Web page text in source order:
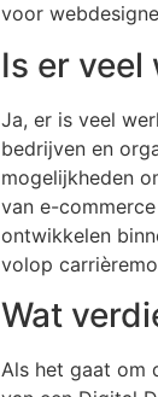
voor
Is er
Ja, er is veel
bedrijven en
mogelijkheden
van e-
ontwikkelen
volop
Wat
Als het gaat om